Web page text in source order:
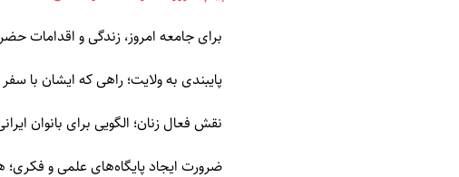
برای جامعه امروز، زندگی و
پایبندی به ولایت؛ راهی که ایشان با
نقش فعال زنان؛ الگویی برای بانوان
ضرورت ایجاد پایگاه‌های علمی و